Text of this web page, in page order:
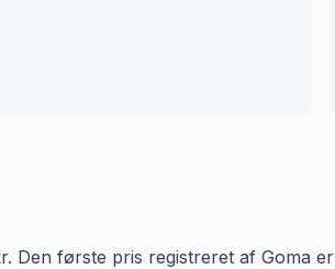
Den første pris registreret af Goma